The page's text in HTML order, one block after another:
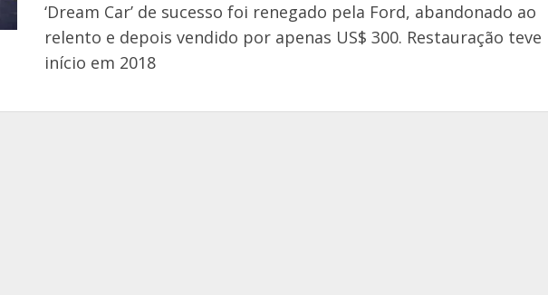
‘Dream Car’ de sucesso foi renegado pela Ford, abandonado ao
relento e depois vendido por apenas US$ 300. Restauração teve
início em 2018